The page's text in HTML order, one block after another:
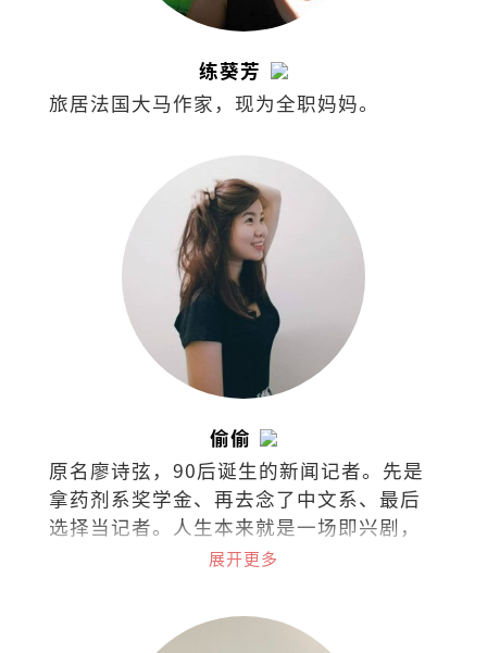
练葵芳
旅居法国大马作家，现为全职妈妈。
偷偷
原名廖诗弦，90后诞生的新闻记者。先是
拿药剂系奖学金、再去念了中文系、最后
选择当记者。人生本来就是一场即兴剧，
无需固定脚本，只需勇气和创造力。
展开更多